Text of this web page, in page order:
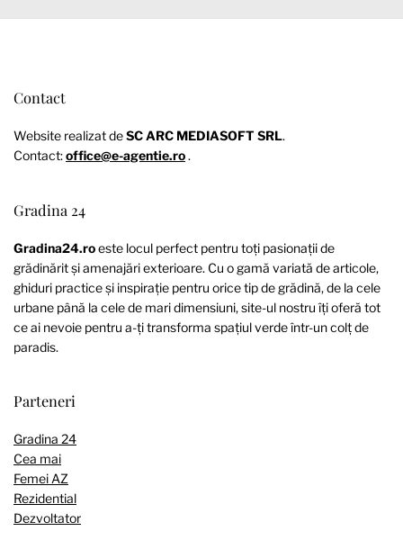
Contact
Website realizat deSC ARC MEDIASOFT SRL.
Contact:office@e-agentie.ro.
Gradina 24
Gradina24.roeste locul perfect pentru toți pasionații de
grădinărit și amenajări exterioare. Cu o gamă variată de articole,
ghiduri practice și inspirație pentru orice tip de grădină, de la cele
urbane până la cele de mari dimensiuni, site-ul nostru îți oferă tot
ce ai nevoie pentru a-ți transforma spațiul verde într-un colț de
paradis.
Parteneri
Gradina 24
Cea mai
Femei AZ
Rezidential
Dezvoltator